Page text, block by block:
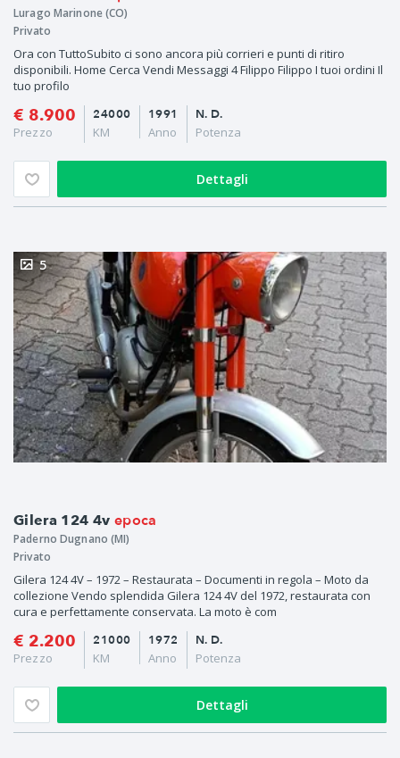
Lurago Marinone (CO)
Privato
Ora con TuttoSubito ci sono ancora più corrieri e punti di ritiro
disponibili. Home Cerca Vendi Messaggi 4 Filippo Filippo I tuoi ordini Il
tuo profilo
€ 8.900
Prezzo
1991
Anno
24000
KM
N. D.
Potenza
Dettagli
Gilera 124 4v epoca
5
Paderno Dugnano (MI)
Privato
Gilera 124 4V – 1972 – Restaurata – Documenti in regola – Moto da
collezione Vendo splendida Gilera 124 4V del 1972, restaurata con
cura e perfettamente conservata. La moto è com
€ 2.200
Prezzo
1972
Anno
21000
KM
N. D.
Potenza
Dettagli